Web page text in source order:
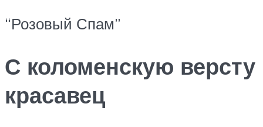
“Розовый Спам”
С коломенскую версту
красавец